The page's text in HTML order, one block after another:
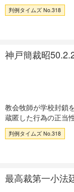
判例タイムズ No.318
神戸簡裁昭
教会牧師が学校封鎖
蔵匿した行為の正当
判例タイムズ No.318
最高裁第一小法